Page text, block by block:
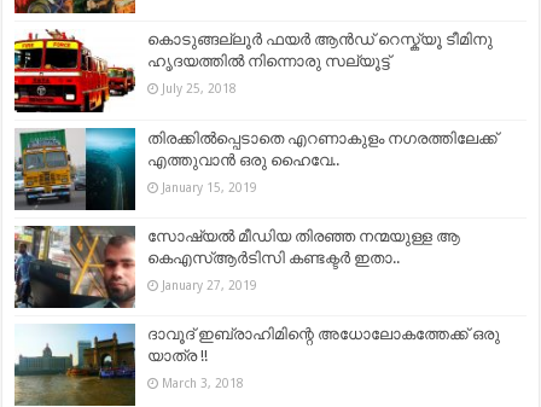
കൊടുങ്ങല്ലൂർ ഫയർ ആൻഡ് റെസ്ക്യൂ ടീമിനു
ഹൃദയത്തിൽ നിന്നൊരു സല്യൂട്ട്
July 25, 2018
തിരക്കിൽപ്പെടാതെ എറണാകുളം നഗരത്തിലേക്ക്
എത്തുവാൻ ഒരു ഹൈവേ..
January 15, 2019
സോഷ്യൽ മീഡിയ തിരഞ്ഞ നന്മയുള്ള ആ
കെഎസ്ആർടിസി കണ്ടക്ടർ ഇതാ..
January 27, 2019
ദാവൂദ് ഇബ്രാഹിമിന്റെ അധോലോകത്തേക്ക്‌ ഒരു
യാത്ര !!
March 3, 2018